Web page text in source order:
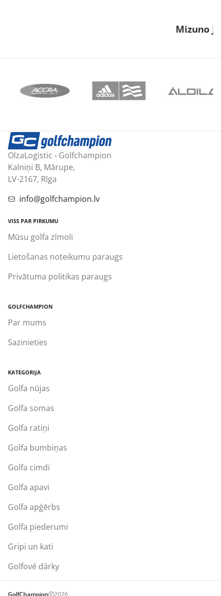
Mizuno
OlzaLogistic - Golfchampion
Kalniņi B, Mārupe,
LV-2167, Rīga
info@golfchampion.lv
VISS PAR PIRKUMU
Mūsu golfa zīmoli
Lietošanas noteikumu paraugs
Privātuma politikas paraugs
GOLFCHAMPION
Par mums
Sazinieties
KATEGORIJA
Golfa nūjas
Golfa somas
Golfa ratiņi
Golfa bumbiņas
Golfa cimdi
Golfa apavi
Golfa apģērbs
Golfa piederumi
Gripi un kati
Golfové dárky